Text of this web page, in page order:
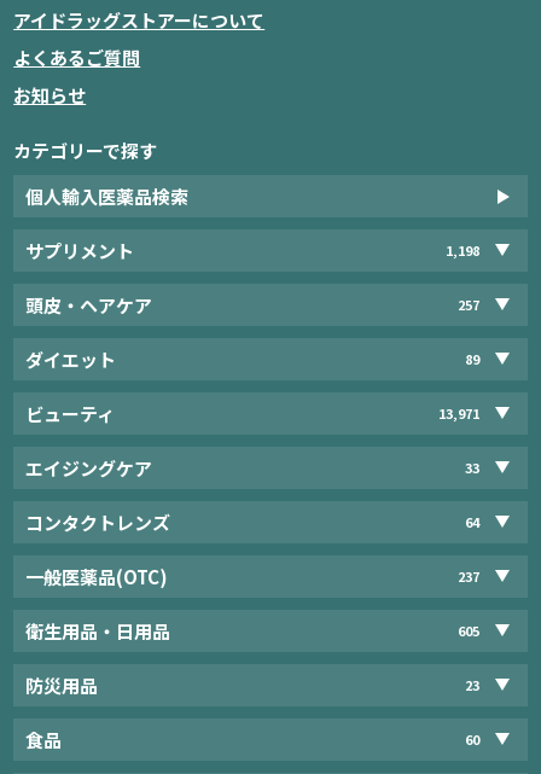
アイドラッグストアーについて
よくあるご質問
お知らせ
カテゴリーで探す
個人輸入医薬品検索
サプリメント 1,198
頭皮・ヘアケア 257
ダイエット 89
ビューティ 13,971
エイジングケア 33
コンタクトレンズ 64
一般医薬品(OTC) 237
衛生用品・日用品 605
防災用品 23
食品 60